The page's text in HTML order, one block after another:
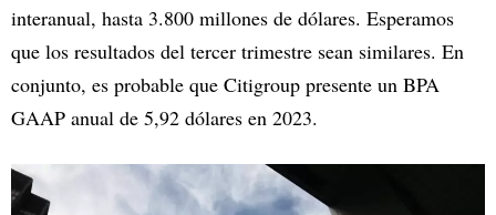
interanual, hasta 3.800 millones de dólares. Esperamos
que los resultados del tercer trimestre sean similares. En
conjunto, es probable que Citigroup presente un BPA
GAAP anual de 5,92 dólares en 2023.